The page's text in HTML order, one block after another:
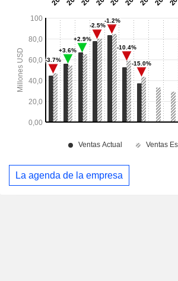
La agenda de la empresa